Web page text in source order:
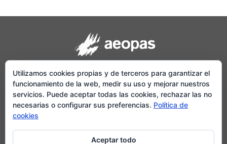
E-mail:
info@aeopas.org
Dirección: Dr. González Caraballo 1. Edif. Porta Sevilla. Módulo 138. CP:
41020. Sevilla.
Utilizamos cookies propias y de terceros para garantizar el
funcionamiento de la web, medir su uso y mejorar nuestros
servicios. Puede aceptar todas las cookies, rechazar las no
necesarias o configurar sus preferencias. Política de
cookies
Aceptar todo